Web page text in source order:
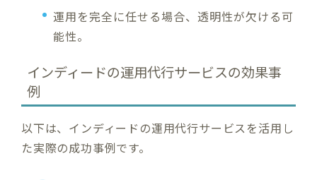
運用を完全に任せる場合、透明性が欠ける可
能性。
インディードの運用代行サービスの効果事
例
以下は、インディードの運用代行サービスを活用し
た実際の成功事例です。